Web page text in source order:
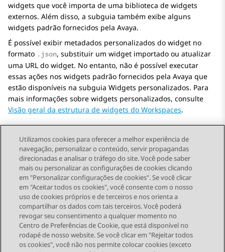
widgets que você importa de uma biblioteca de widgets
externos. Além disso, a subguia também exibe alguns
widgets padrão fornecidos pela Avaya.
É possível exibir metadados personalizados do widget no
formato .json, substituir um widget importado ou atualizar
uma URL do widget. No entanto, não é possível executar
essas ações nos widgets padrão fornecidos pela Avaya que
estão disponíveis na subguia Widgets personalizados. Para
mais informações sobre widgets personalizados, consulte
Visão geral da estrutura de widgets do Workspaces.
Send Feedback
Topic navigation
Tópico anterior Próximo tópico
STAY CONNECTED
Utilizamos cookies para oferecer a melhor experiência de
navegação, personalizar o conteúdo, servir propagandas
direcionadas e analisar o tráfego do site. Você pode saber
mais ou personalizar as configurações de cookies clicando
em "Personalizar configurações de cookies". Se você clicar
em "Aceitar todos os cookies", você consente com o nosso
uso de cookies próprios e de terceiros e nos orienta a
compartilhar os dados com tais terceiros. Você poderá
revogar seu consentimento a qualquer momento no
Centro de Preferências de Cookie, que está disponível no
rodapé de nosso website. Se você clicar em "Rejeitar todos
os cookies", você não nos permite colocar cookies (exceto